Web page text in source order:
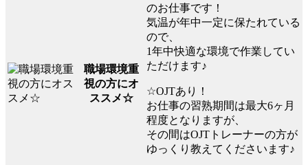
職場環境重
視の方にオ
ススメ☆
のお仕事です！
気温が年中一定に保たれている
ので、
1年中快適な環境で作業してい
ただけます♪
☆OJTあり！
お仕事の習熟期間は最大6ヶ月
程度となりますが、
その間はOJTトレーナーの方が
ゆっくり教えてくださいます♪